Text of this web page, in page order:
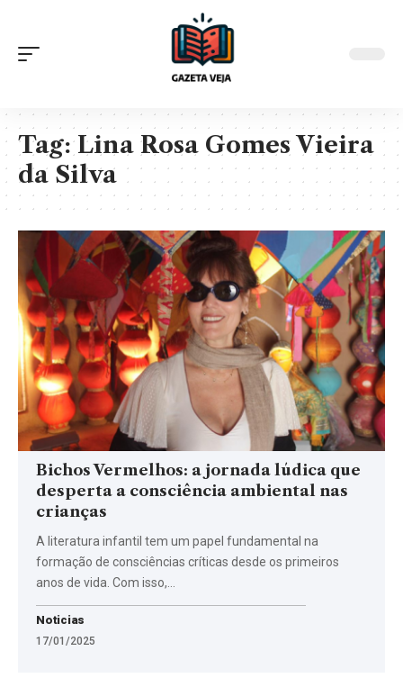
Tag:Lina Rosa Gomes Vieira
da Silva
Bichos Vermelhos: a jornada lúdica que
desperta a consciência ambiental nas
crianças
A literatura infantil tem um papel fundamental na
formação de consciências críticas desde os primeiros
anos de vida. Com isso,…
Noticias
17/01/2025